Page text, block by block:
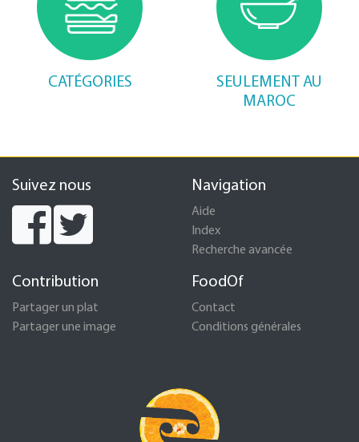
CATÉGORIES
SEULEMENT AU
MAROC
Suivez nous Navigation
Aide
Index
Recherche avancée
Contribution
Partager un plat
Partager une image
FoodOf
Contact
Conditions générales